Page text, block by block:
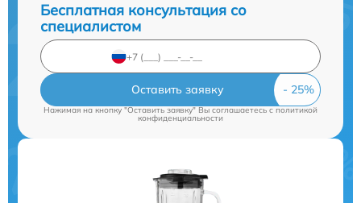
Бесплатная консультация со
специалистом
Оставить заявку
Нажимая на кнопку "Оставить заявку" Вы соглашаетесь c политикой
конфиденциальности